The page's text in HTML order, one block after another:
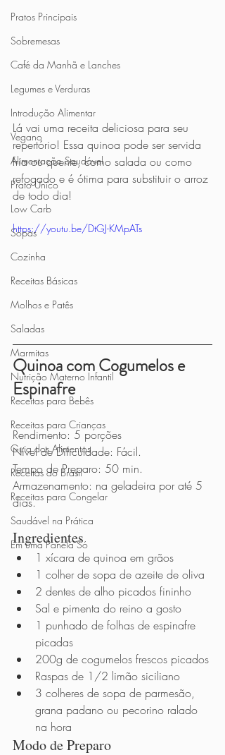
Pratos Principais
Sobremesas
Café da Manhã e Lanches
Legumes e Verduras
Introdução Alimentar
Vegano
Alimentação Saudável
Prato Único
Low Carb
Sopas
Cozinha
Receitas Básicas
Molhos e Patês
Saladas
Marmitas
Nutrição Materno Infantil
Receitas para Bebês
Receitas para Crianças
Guia dos Alimentos
Receitas do Brasil
Receitas para Congelar
Saudável na Prática
Em uma Panela Só
Lá vai uma receita deliciosa para seu
repertório! Essa quinoa pode ser servida
fria ou quente, como salada ou como
refogado e é ótima para substituir o arroz
de todo dia!
https://youtu.be/DtGJ-KMpATs
Quinoa com Cogumelos e
Espinafre
Rendimento: 5 porções
Nível de Dificuldade: Fácil.
Tempo de Preparo: 50 min.
Armazenamento: na geladeira por até 5
dias.
Ingredientes
1 xícara de quinoa em grãos
1 colher de sopa de azeite de oliva
2 dentes de alho picados fininho
Sal e pimenta do reino a gosto
1 punhado de folhas de espinafre
picadas
200g de cogumelos frescos picados
Raspas de 1/2 limão siciliano
3 colheres de sopa de parmesão,
grana padano ou pecorino ralado
na hora
Modo de Preparo